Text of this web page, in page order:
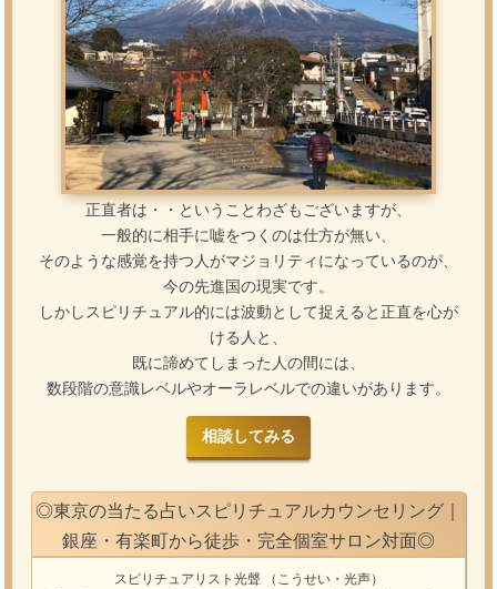
正直者は・・ということわざもございますが、
一般的に相手に嘘をつくのは仕方が無い、
そのような感覚を持つ人がマジョリティになっているのが、
今の先進国の現実です。
しかしスピリチュアル的には波動として捉えると正直を心が
ける人と、
既に諦めてしまった人の間には、
数段階の意識レベルやオーラレベルでの違いがあります。
相談してみる
◎東京の当たる占いスピリチュアルカウンセリング｜
銀座・有楽町から徒歩・完全個室サロン対面◎
スピリチュアリスト光聲（こうせい・光声）